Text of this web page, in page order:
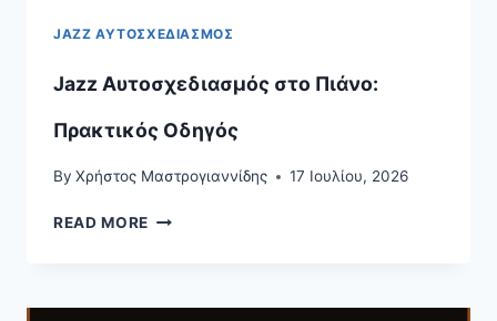
JAZZ ΑΥΤΟΣΧΕΔΙΑΣΜΌΣ
Jazz Αυτοσχεδιασμός στο Πιάνο:
Πρακτικός Οδηγός
By Χρήστος Μαστρογιαννίδης 17 Ιουλίου, 2026
READ MORE JAZZ
ΠΡΑΚΤΙΚΌΣ